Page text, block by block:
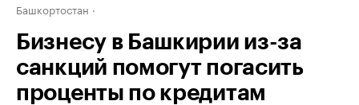
Башкортостан
Бизнесу в Башкирии из-за
санкций помогут погасить
проценты по кредитам